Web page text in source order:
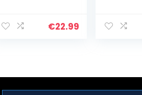
Dikte: 8 mm | wit
€22.99